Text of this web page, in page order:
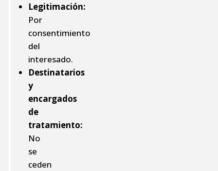
Legitimación:
Por
consentimiento
del
interesado.
Destinatarios
y
encargados
de
tratamiento:
No
se
ceden